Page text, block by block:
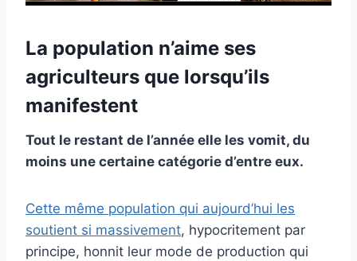
La population n’aime ses
agriculteurs que lorsqu’ils
manifestent
Tout le restant de l’année elle les vomit, du
moins une certaine catégorie d’entre eux.
Cette même population qui aujourd’hui les
soutient si massivement, hypocritement par
principe, honnit leur mode de production qui